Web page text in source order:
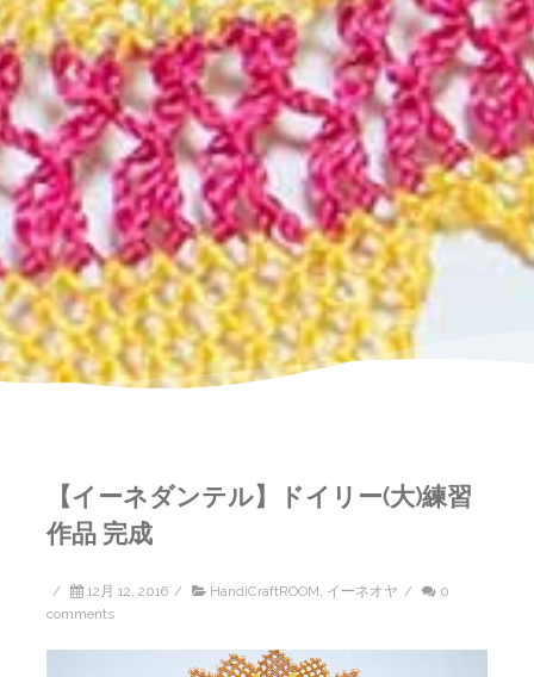
【イーネダンテル】ドイリー(大)練習
作品 完成
/ 12月 12, 2016 / HandiCraftROOM イーネオヤ /
0
comments